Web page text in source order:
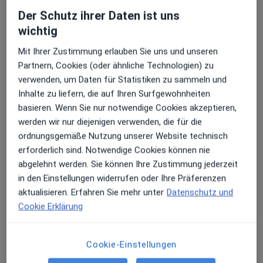
störungsfrei verankert.
Nach sorgfältiger Untersuchung und Vorbehandlung
werden Implantate bei uns unter örtlicher Betäubung
oder in Narkose unter Aufsicht eines Anästhesisten
eingesetzt. Eventuell fehlender Knochen wird durch
eigenen Knochen oder mit künstlichen
Aufbaumaterialien aufgebaut.
DieEinheilzeit beträgt 3-6 Monate. In dieser Zeit
kann der zahnlose Bereich mit einem Provisorium
versorgt werden. In Einzelfällen ist einesofortige
Versorgungmit Zahnersatz nach Implantation
möglich.
Die Parodontologie befasst sich mit der Erkennung
und Behandlung
Der Schutz ihrer Daten ist uns
wichtig
Mit Ihrer Zustimmung erlauben Sie uns und unseren
Partnern, Cookies (oder ähnliche Technologien) zu
verwenden, um Daten für Statistiken zu sammeln und
Inhalte zu liefern, die auf Ihren Surfgewohnheiten
basieren. Wenn Sie nur notwendige Cookies akzeptieren,
werden wir nur diejenigen verwenden, die für die
ordnungsgemäße Nutzung unserer Website technisch
erforderlich sind. Notwendige Cookies können nie
abgelehnt werden. Sie können Ihre Zustimmung jederzeit
in den Einstellungen widerrufen oder Ihre Präferenzen
aktualisieren. Erfahren Sie mehr unter Datenschutz und
Cookie Erklärung
Cookie-Einstellungen